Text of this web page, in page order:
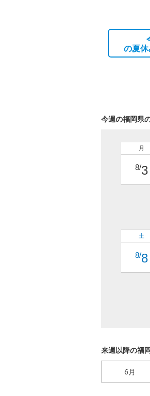
の夏
今週の福岡県
月
8/3
土
8/8
来週以降の福
6月